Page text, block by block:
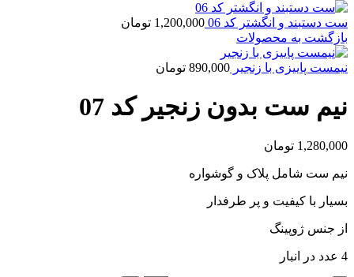
ست دستبند و انگشتر کد 06 1,200,000 تومان
بازگشت به محصولات
نیمست پاییزی با زنجیر 890,000 تومان
نیم ست بدون زنجیر کد 07
1,280,000 تومان
نیم ست شامل پلاک و گوشواره
بسیار با کیفیت و پر طرفدار
از جنس ژوپینگ
4 عدد در انبار